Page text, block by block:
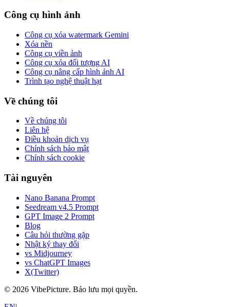
Công cụ hình ảnh
Công cụ xóa watermark Gemini
Xóa nền
Công cụ viền ảnh
Công cụ xóa đối tượng AI
Công cụ nâng cấp hình ảnh AI
Trình tạo nghệ thuật hạt
Về chúng tôi
Về chúng tôi
Liên hệ
Điều khoản dịch vụ
Chính sách bảo mật
Chính sách cookie
Tài nguyên
Nano Banana Prompt
Seedream v4.5 Prompt
GPT Image 2 Prompt
Blog
Câu hỏi thường gặp
Nhật ký thay đổi
vs Midjourney
vs ChatGPT Images
X(Twitter)
© 2026 VibePicture. Bảo lưu mọi quyền.